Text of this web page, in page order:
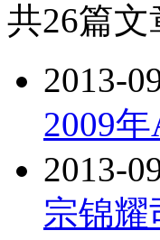
共26篇
2013-
2009
2013-
宗锦